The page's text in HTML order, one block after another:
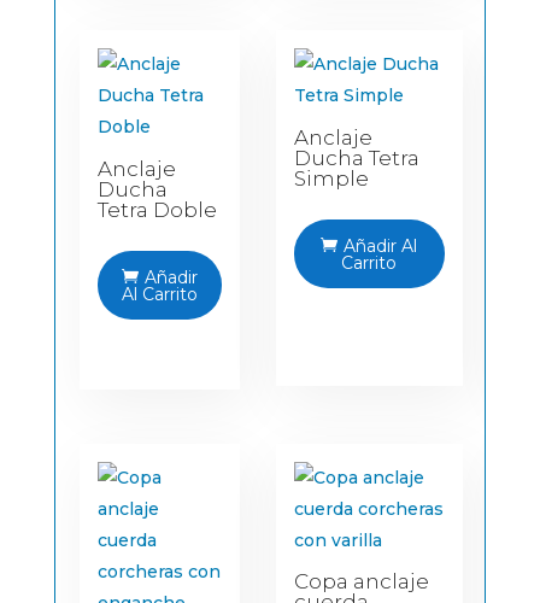
Anclaje
Ducha
Tetra Doble
Añadir
Al Carrito
Anclaje
Ducha Tetra
Simple
Añadir Al
Carrito
Copa anclaje